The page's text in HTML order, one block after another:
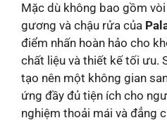
Mặc dù không bao gồm
gương và chậu rửa của
điểm nhấn hoàn hảo cho
chất liệu và thiết kế tối ưu.
tạo nên một không gian
ứng đầy đủ tiện ích cho
nghiệm thoải mái và đẳng